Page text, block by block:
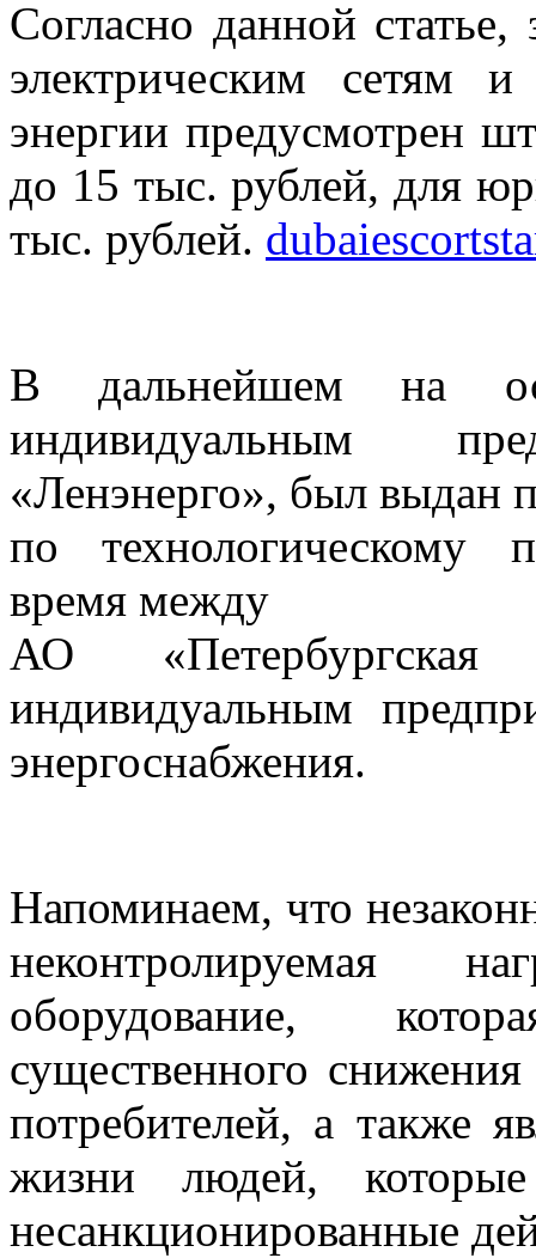
Согласно данной
электрическим сетям и
энергии предусмотрен
до 15 тыс. рублей, для
тыс. рублей.
В дальнейшем на
индивидуальным
«Ленэнерго», был выдан
по технологическому
время между
АО
индивидуальным
энергоснабжения.
Напоминаем, что
неконтролируемая
оборудование,
существенного
потребителей, а также
жизни людей, которые
несанкционированные